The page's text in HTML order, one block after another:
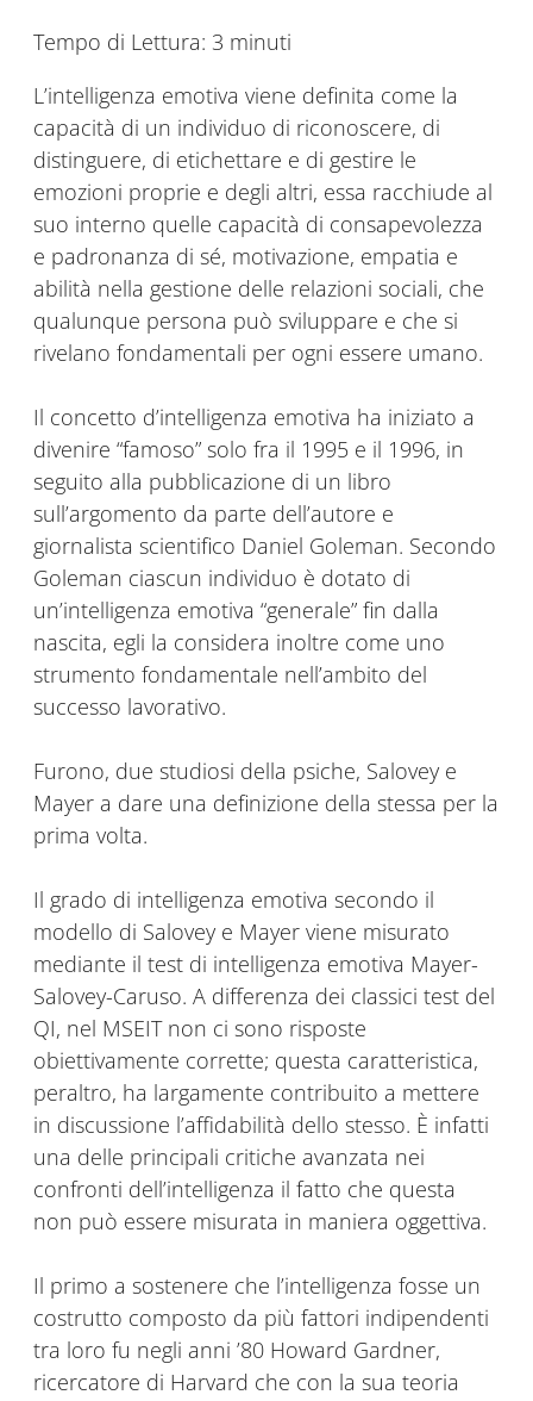
Tempo di Lettura: 3 minuti
L’intelligenza emotiva viene definita come la
capacità di un individuo di riconoscere, di
distinguere, di etichettare e di gestire le
emozioni proprie e degli altri, essa racchiude al
suo interno quelle capacità di consapevolezza
e padronanza di sé, motivazione, empatia e
abilità nella gestione delle relazioni sociali, che
qualunque persona può sviluppare e che si
rivelano fondamentali per ogni essere umano.
Il concetto d’intelligenza emotiva ha iniziato a
divenire “famoso” solo fra il 1995 e il 1996, in
seguito alla pubblicazione di un libro
sull’argomento da parte dell’autore e
giornalista scientifico Daniel Goleman. Secondo
Goleman ciascun individuo è dotato di
un’intelligenza emotiva “generale” fin dalla
nascita, egli la considera inoltre come uno
strumento fondamentale nell’ambito del
successo lavorativo.
Furono, due studiosi della psiche, Salovey e
Mayer a dare una definizione della stessa per la
prima volta.
Il grado di intelligenza emotiva secondo il
modello di Salovey e Mayer viene misurato
mediante il test di intelligenza emotiva Mayer-
Salovey-Caruso. A differenza dei classici test del
QI, nel MSEIT non ci sono risposte
obiettivamente corrette; questa caratteristica,
peraltro, ha largamente contribuito a mettere
in discussione l’affidabilità dello stesso. È infatti
una delle principali critiche avanzata nei
confronti dell’intelligenza il fatto che questa
non può essere misurata in maniera oggettiva.
Il primo a sostenere che l’intelligenza fosse un
costrutto composto da più fattori indipendenti
tra loro fu negli anni ’80 Howard Gardner,
ricercatore di Harvard che con la sua teoria